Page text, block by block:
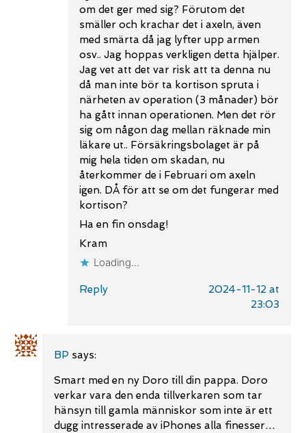
om det ger med sig? Förutom det
smäller och krachar det i axeln, även
med smärta då jag lyfter upp armen
osv.. Jag hoppas verkligen detta hjälper.
Jag vet att det var risk att ta denna nu
då man inte bör ta kortison spruta i
närheten av operation (3 månader) bör
ha gått innan operationen. Men det rör
sig om någon dag mellan räknade min
läkare ut.. Försäkringsbolaget är på
mig hela tiden om skadan, nu
återkommer de i Februari om axeln
igen. DÅ för att se om det fungerar med
kortison?
Ha en fin onsdag!
Kram
Loading...
Reply
2024-11-12 at
23:03
BP says:
Smart med en ny Doro till din pappa. Doro
verkar vara den enda tillverkaren som tar
hänsyn till gamla människor som inte är ett
dugg intresserade av iPhones alla finesser…